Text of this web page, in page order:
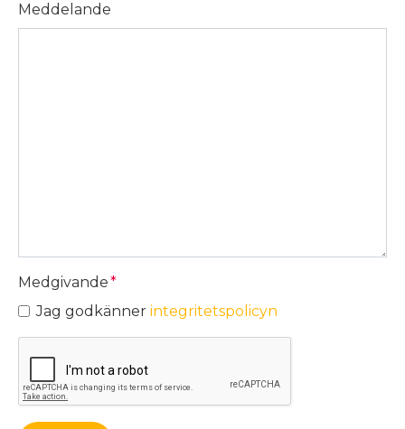
Meddelande
Medgivande*
Jag godkänner integritetspolicyn